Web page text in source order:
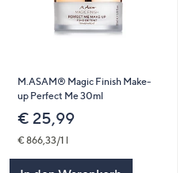
M.ASAM® Magic Finish Make-
up Perfect Me 30ml
€ 25,99
€ 866,33/1 l